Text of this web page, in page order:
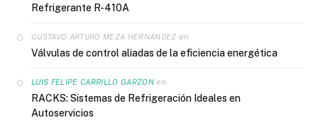
Refrigerante R-410A
GUSTAVO ARTURO MEZA HERNÁNDEZ en
Válvulas de control aliadas de la eficiencia energética
LUIS FELIPE CARRILLO GARZONen
RACKS: Sistemas de Refrigeración Ideales en
Autoservicios